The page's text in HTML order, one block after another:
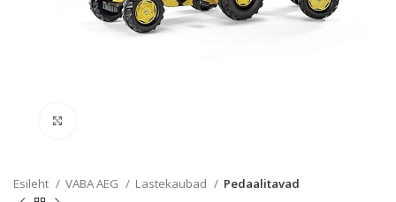
Esileht VABA AEG Lastekaubad Pedaalitavad